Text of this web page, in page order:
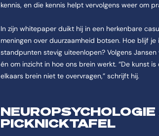
kennis, en die kennis helpt vervolgens weer om
In zijn whitepaper duikt hij in een herkenbare
meningen over duurzaamheid botsen. Hoe blijf
standpunten stevig uiteenlopen? Volgens
én om inzicht in hoe ons brein werkt. “De kunst
elkaars brein niet te overvragen,” schrijft hij.
PICKNICKTAFEL